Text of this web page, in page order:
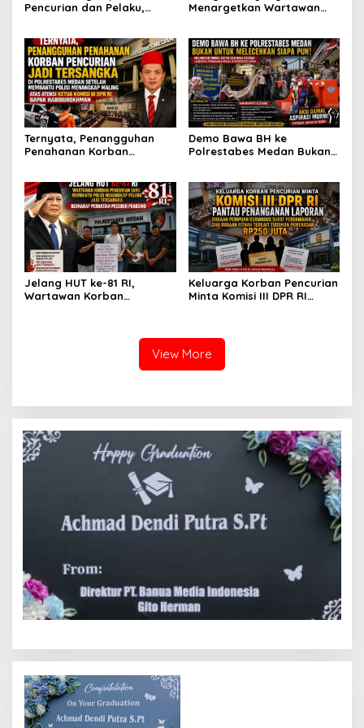
Pencurian dan Pelaku,
Kapolrestabes Medan
Tempuh Restorative Justice
agar Konflik Tak Berlarut-
larut
Menargetkan Wartawan
Membantu Polisi
Menangkap Maling di Toko
Usaha Keluarganya
Ternyata, Penangguhan
Penahanan Korban
Setelah Membantu Polisi
Menangkap Maling Atas
Atensi Ketua Komisi III DPR
RI Bapak Habiburokhman
Demo Bawa BH ke
Polrestabes Medan Bukan
dan Rasa Kecewa
Lambatnya Penanganan
Pekara di Polrestabes
Medan
Jelang HUT ke-81 RI,
Wartawan Korban
Keluarga Korban Pencurian
Minta Komisi III DPR RI
Perdamaian dan Dugaan
Fitnah Terkait Tuduhan
Pemerasan Rp250 Juta
View More